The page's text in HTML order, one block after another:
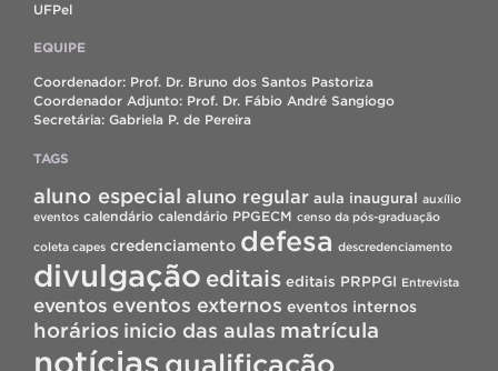
UFPel
EQUIPE
Coordenador: Prof. Dr. Bruno dos Santos Pastoriza
Coordenador Adjunto: Prof. Dr. Fábio André Sangiogo
Secretária: Gabriela P. de Pereira
TAGS
aluno especial aluno regular aula inaugural auxílio
eventos calendário calendário PPGECM censo da pós-graduação
coleta capes credenciamento defesa descredenciamento
divulgação editais editais PRPPGI Entrevista
eventos eventos externos eventos internos
horários inicio das aulas matrícula
notícias qualificação